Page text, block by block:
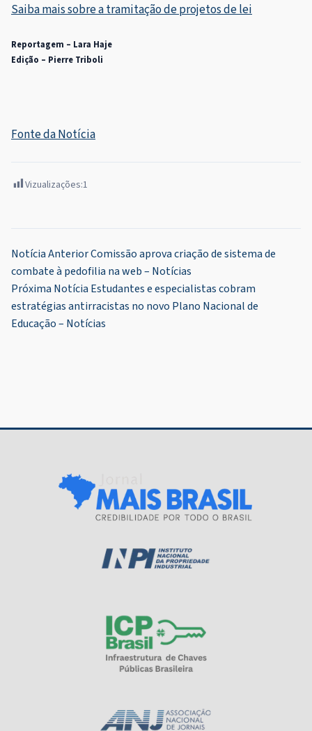
Saiba mais sobre a tramitação de projetos de lei
Reportagem – Lara Haje
Edição – Pierre Triboli
Fonte da Notícia
Vizualizações:1
Navegação
de
Post
Notícia AnteriorComissão aprova criação de sistema de
combate à pedofilia na web – Notícias
Próxima Notícia Estudantes e especialistas cobram
estratégias antirracistas no novo Plano Nacional de
Educação – Notícias